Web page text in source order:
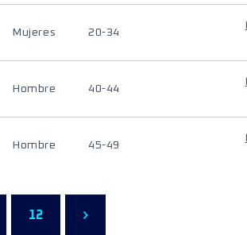
Mujeres 20-34
Hombre 40-44
Hombre 45-49
12